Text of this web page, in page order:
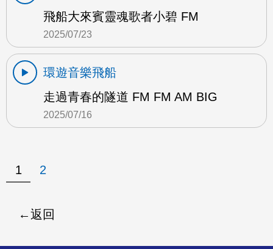
飛船大來賓靈魂歌者小碧 FM
2025/07/23
環遊音樂飛船
走過青春的隧道 FM FM AM BIG
2025/07/16
1 2
返回